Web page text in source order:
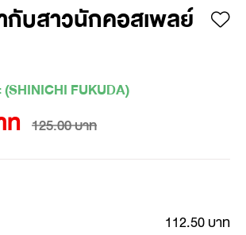
กับสาวนักคอสเพลย์
FUKUDA)
ท 125.00 บาท
112.50 บาท